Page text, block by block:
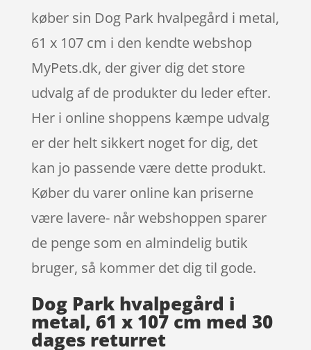
køber sin Dog Park hvalpegård i metal,
61 x 107 cm i den kendte webshop
MyPets.dk, der giver dig det store
udvalg af de produkter du leder efter.
Her i online shoppens kæmpe udvalg
er der helt sikkert noget for dig, det
kan jo passende være dette produkt.
Køber du varer online kan priserne
være lavere- når webshoppen sparer
de penge som en almindelig butik
bruger, så kommer det dig til gode.
Dog Park hvalpegård i
metal, 61 x 107 cm med 30
dages returret